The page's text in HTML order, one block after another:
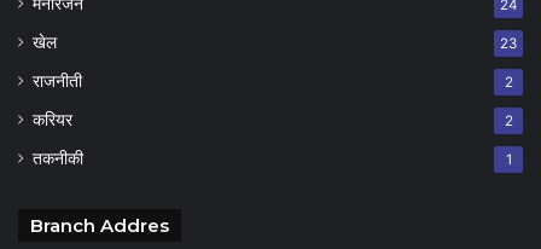
24
खेल 23
राजनीती 2
करियर 2
तकनीकी 1
Branch Addres